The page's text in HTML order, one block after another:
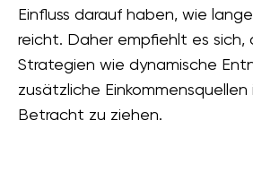
Einfluss darauf haben, wie
reicht. Daher empfiehlt es sich,
Strategien wie dynamische
zusätzliche
Betracht zu ziehen.